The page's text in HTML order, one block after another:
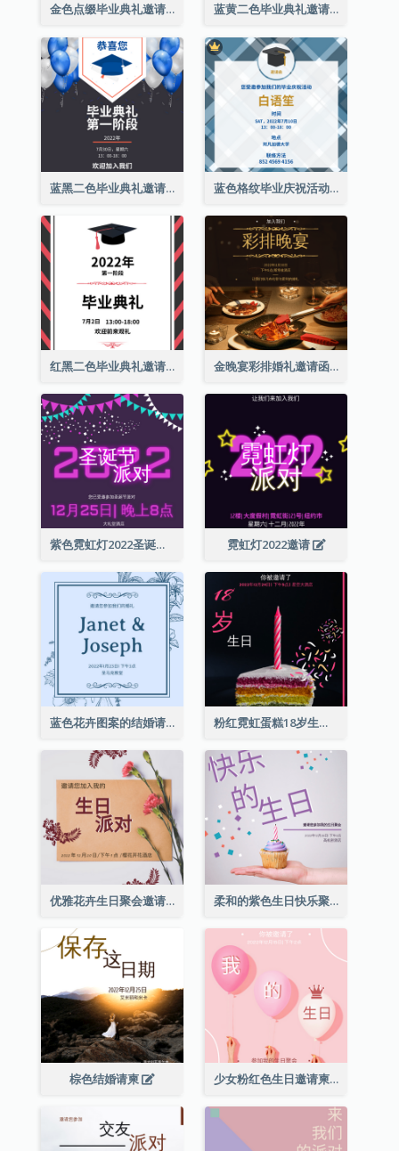
金色点缀毕业典礼邀请函 蓝黄二色毕业典礼邀请函
蓝黑二色毕业典礼邀请函 蓝色格纹毕业庆祝活动邀请函
红黑二色毕业典礼邀请函 金晚宴彩排婚礼邀请函
紫色霓虹灯2022圣诞晚会邀请函 霓虹灯2022邀请
蓝色花卉图案的结婚请柬 粉红霓虹蛋糕18岁生日请柬
优雅花卉生日聚会邀请函 柔和的紫色生日快乐聚会请柬
棕色结婚请柬 少女粉红色生日邀请柬